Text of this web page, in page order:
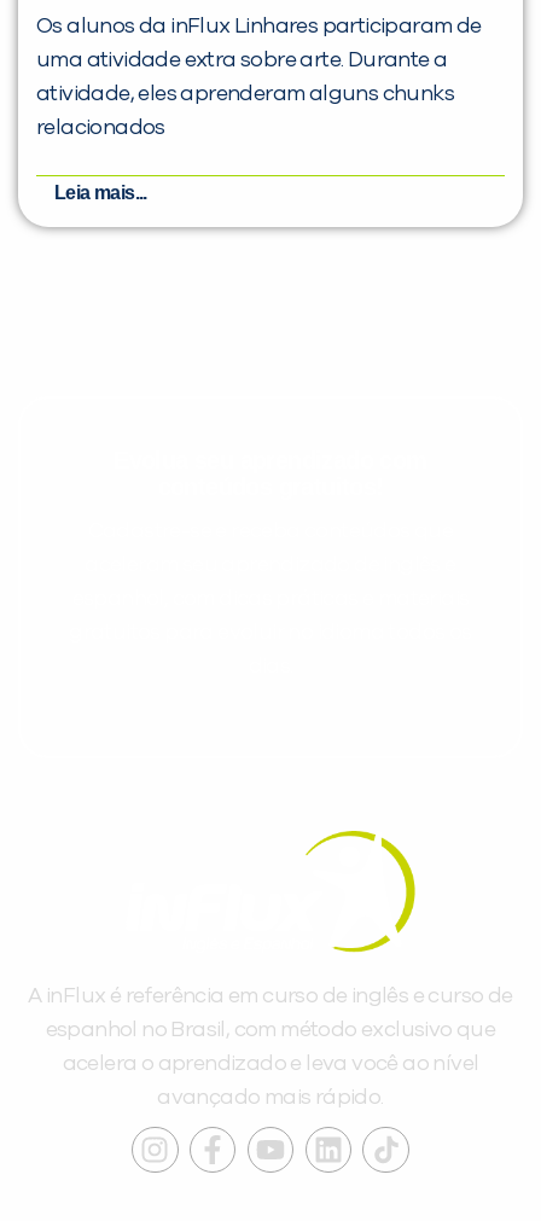
Os alunos da inFlux Linhares participaram de
uma atividade extra sobre arte. Durante a
atividade, eles aprenderam alguns chunks
relacionados
Leia mais...
A inFlux é referência em curso de inglês e curso de
espanhol no Brasil, com método exclusivo que
acelera o aprendizado e leva você ao nível
avançado mais rápido.